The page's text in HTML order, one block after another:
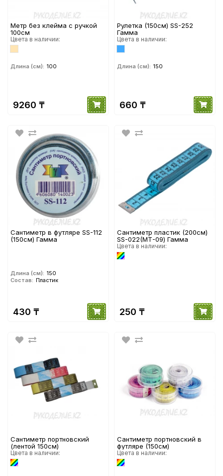
Метр без клейма с ручкой
100см
Цвета в наличии:
Длина (см): 100
9260 ₸
Рулетка (150см) SS-252
Гамма
Цвета в наличии:
Длина (см): 150
660 ₸
Сантиметр в футляре SS-112
(150см) Гамма
Длина (см): 150
Состав: Пластик
430 ₸
Сантиметр пластик (200см)
SS-022(МТ-09) Гамма
Цвета в наличии:
250 ₸
Сантиметр портновский
(лентой 150см)
Цвета в наличии:
Сантиметр портновский в
футляре (150см)
Цвета в наличии: